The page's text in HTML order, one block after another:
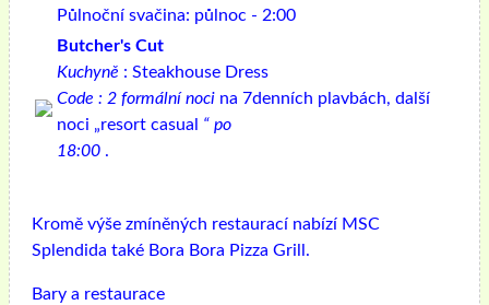
Půlnoční svačina: půlnoc - 2:00
Butcher's Cut
Kuchyně : Steakhouse Dress
Code : 2 formální noci na 7denních plavbách, další
noci „resort casual “ po
18:00 .
Kromě výše zmíněných restaurací nabízí MSC
Splendida také Bora Bora Pizza Grill.
Bary a restaurace